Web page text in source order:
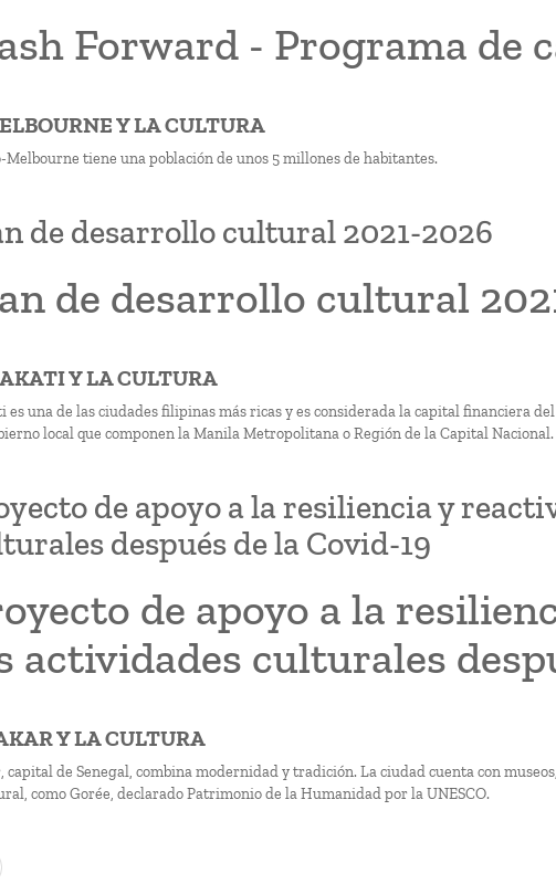
Forward - Programa de
Y LA CULTURA
tiene una población de unos 5 millones de habitantes.
de desarrollo cultural 2021-2026
de desarrollo cultural
Y LA CULTURA
es una de las ciudades filipinas más ricas y es considerada la capital financiera
local que componen la Manila Metropolitana o Región de la Capital Nacional.
de apoyo a la resiliencia y
después de la Covid-19
de apoyo a la
actividades culturales
Y LA CULTURA
capital de Senegal, combina modernidad y tradición. La ciudad cuenta con
como Gorée, declarado Patrimonio de la Humanidad por la UNESCO.